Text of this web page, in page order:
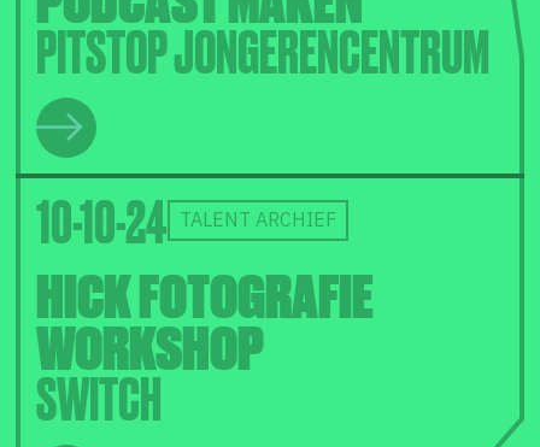
PITSTOP JONGERENCENTRUM
10-10-24 TALENT ARCHIEF
HICK FOTOGRAFIE
WORKSHOP
SWITCH